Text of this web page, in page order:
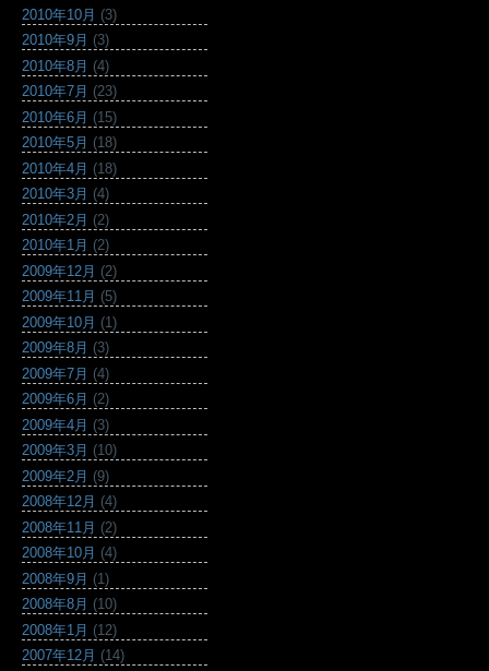
2010年10月 (3)
2010年9月 (3)
2010年8月 (4)
2010年7月 (23)
2010年6月 (15)
2010年5月 (18)
2010年4月 (18)
2010年3月 (4)
2010年2月 (2)
2010年1月 (2)
2009年12月 (2)
2009年11月 (5)
2009年10月 (1)
2009年8月 (3)
2009年7月 (4)
2009年6月 (2)
2009年4月 (3)
2009年3月 (10)
2009年2月 (9)
2008年12月 (4)
2008年11月 (2)
2008年10月 (4)
2008年9月 (1)
2008年8月 (10)
2008年1月 (12)
2007年12月 (14)